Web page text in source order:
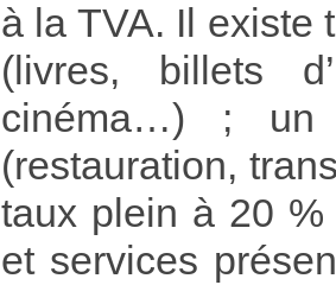
à la TVA. Il existe
(livres, billets
cinéma…) ; un
(restauration,
taux plein à 20
et services